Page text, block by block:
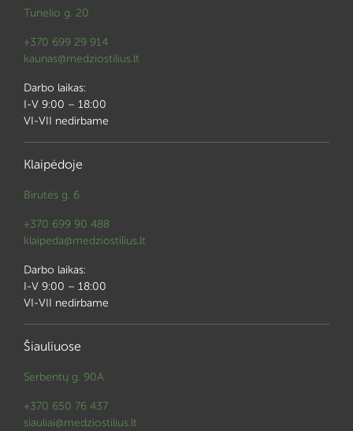
Tunelio g. 20
+370 699 29 914
kaunas@medziostilius.lt
Darbo laikas:
I-V 9:00 – 18:00
VI-VII nedirbame
Klaipėdoje
Birutės g. 6
+370 699 90 488
klaipeda@medziostilius.lt
Darbo laikas:
I-V 9:00 – 18:00
VI-VII nedirbame
Šiauliuose
Serbentų g. 90A
+370 650 76 437
siauliai@medziostilius.lt